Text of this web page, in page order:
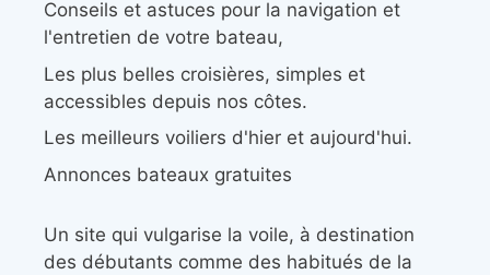
Conseils et astuces pour la navigation et
l'entretien de votre bateau,
Les plus belles croisières, simples et
accessibles depuis nos côtes.
Les meilleurs voiliers d'hier et aujourd'hui.
Annonces bateaux gratuites
Un site qui vulgarise la voile, à destination
des débutants comme des habitués de la